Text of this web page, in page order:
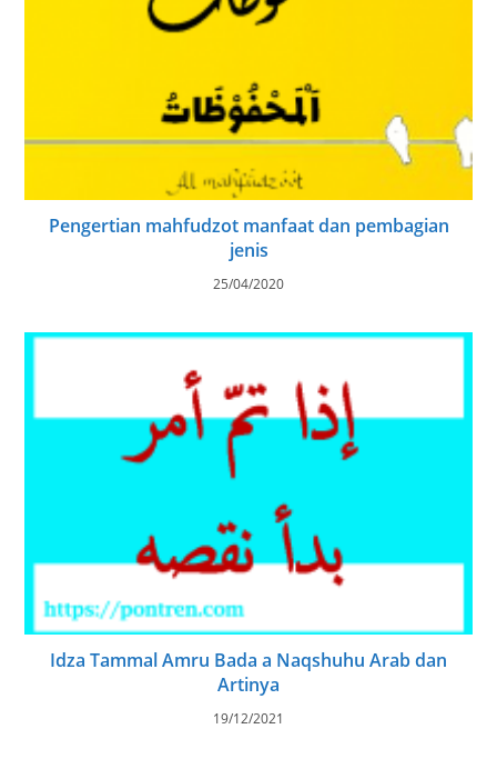
Pengertian mahfudzot manfaat dan pembagian
jenis
25/04/2020
Idza Tammal Amru Bada a Naqshuhu Arab dan
Artinya
19/12/2021